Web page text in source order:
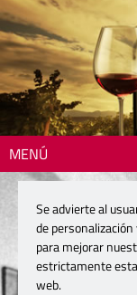
MENÚ
Se advierte al
de
para mejorar
estrictamente
web.